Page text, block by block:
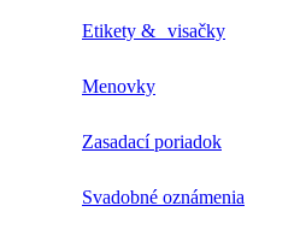
Etikety & visačky
Menovky
Zasadací poriadok
Svadobné oznámenia